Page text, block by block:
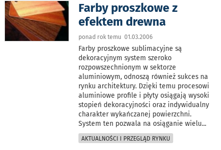
Farby proszkowe z
efektem drewna
ponad rok temu 01.03.2006
Farby proszkowe sublimacyjne są
dekoracyjnym system szeroko
rozpowszechnionym w sektorze
aluminiowym, odnoszą również sukces na
rynku architektury. Dzięki temu procesowi
aluminiowe profile i płyty osiągają wysoki
stopień dekoracyjności oraz indywidualny
charakter wykańczanej powierzchni.
System ten pozwala na osiąganie wielu...
AKTUALNOŚCI I PRZEGLĄD RYNKU